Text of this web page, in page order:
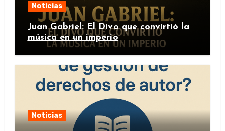
Noticias
Juan Gabriel: El Divo que convirtió la
música en un imperio
Noticias